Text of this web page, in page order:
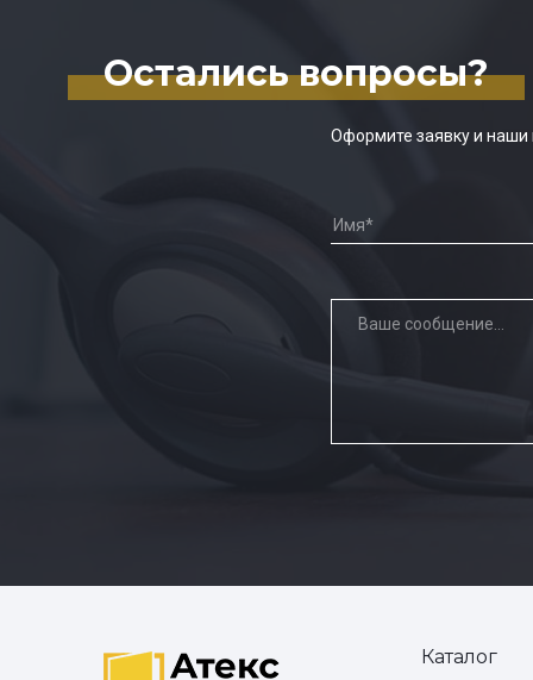
Остались вопросы?
Оформите заявку и
Каталог